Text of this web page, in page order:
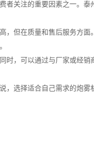
者关注的重要因素之一。泰
，但在质量和售后服务方面
，可以通过与厂家或经销
，选择适合自己需求的炮雾